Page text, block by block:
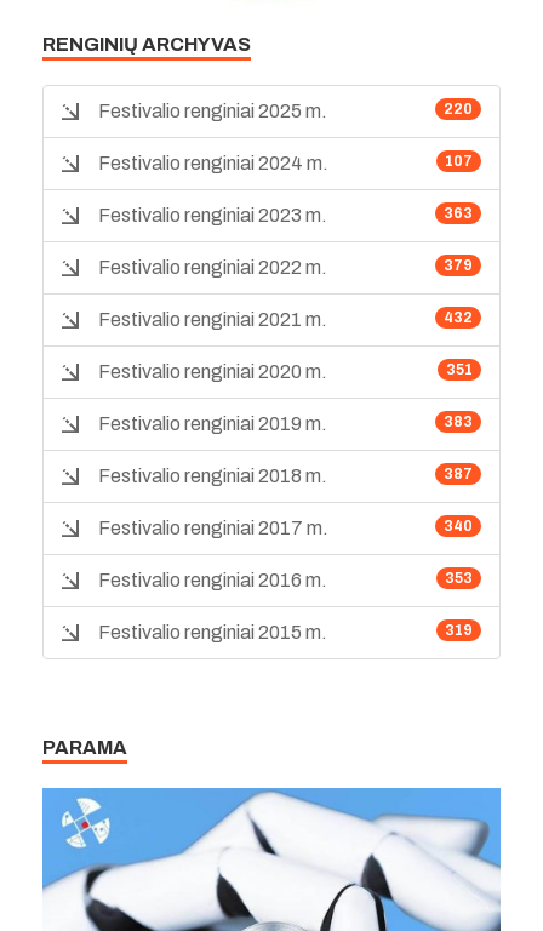
RENGINIŲ ARCHYVAS
220
Festivalio renginiai 2025 m.
107
Festivalio renginiai 2024 m.
363
Festivalio renginiai 2023 m.
379
Festivalio renginiai 2022 m.
432
Festivalio renginiai 2021 m.
351
Festivalio renginiai 2020 m.
383
Festivalio renginiai 2019 m.
387
Festivalio renginiai 2018 m.
340
Festivalio renginiai 2017 m.
353
Festivalio renginiai 2016 m.
319
Festivalio renginiai 2015 m.
PARAMA